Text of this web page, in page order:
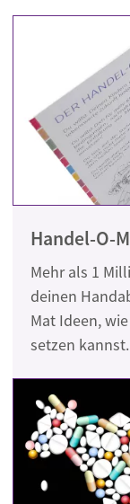
Handel-O-
Mehr als 1
deinen
Mat Ideen,
setzen kannst.